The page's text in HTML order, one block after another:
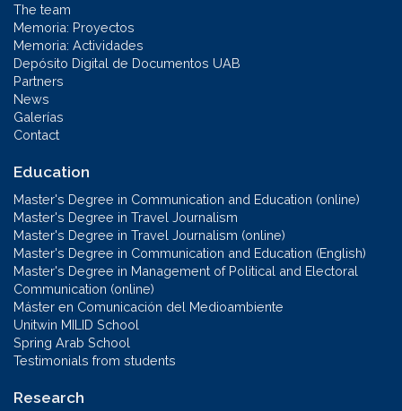
The team
Memoria: Proyectos
Memoria: Actividades
Depósito Digital de Documentos UAB
Partners
News
Galerías
Contact
Education
Master's Degree in Communication and Education (online)
Master's Degree in Travel Journalism
Master's Degree in Travel Journalism (online)
Master's Degree in Communication and Education (English)
Master's Degree in Management of Political and Electoral
Communication (online)
Máster en Comunicación del Medioambiente
Unitwin MILID School
Spring Arab School
Testimonials from students
Research